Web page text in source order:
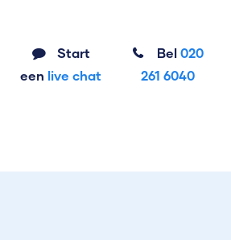
Start
een live chat
Bel020
261 6040